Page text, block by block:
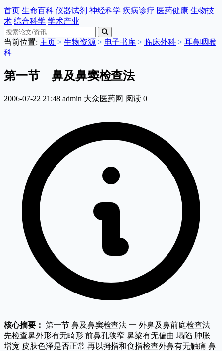
首页 生命百科 仪器试剂 神经科学 疾病诊疗 医药健康 生物技
术 综合科学 学术产业
当前位置: 主页 > 生物资源 > 电子书库 > 临床外科 > 耳鼻咽喉
科
第一节 鼻及鼻窦检查法
2006-07-22 21:48 admin 大众医药网 阅读 0
核心摘要： 第一节 鼻及鼻窦检查法 一 外鼻及鼻前庭检查法
先检查鼻外形有无畸形 前鼻孔狭窄 鼻梁有无偏曲 塌陷 肿胀
增宽 皮肤色泽是否正常 再以拇指和食指检查外鼻有无触痛 鼻